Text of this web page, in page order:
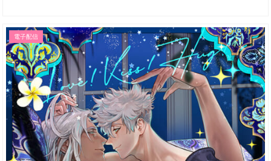
電子配信